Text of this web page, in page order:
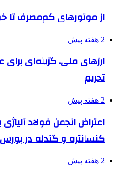
از موتورهای کم‌مصرف تا
2 هفته پیش
ارزهای ملی، گزینه‌ای
تحریم
2 هفته پیش
اعتراض انجمن فولاد
کنسانتره و گندله در بورس
2 هفته پیش